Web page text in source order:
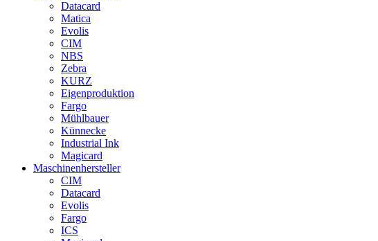
Datacard
Matica
Evolis
CIM
NBS
Zebra
KURZ
Eigenproduktion
Fargo
Mühlbauer
Künnecke
Industrial Ink
Magicard
Maschinenhersteller
CIM
Datacard
Evolis
Fargo
ICS